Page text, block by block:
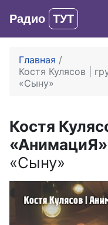
Радио ТУТ
Главная
Костя Кулясов |
«Сыну»
Костя
«Сыну»